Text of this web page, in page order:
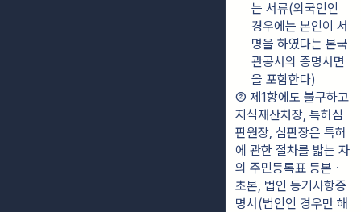
는 서류(외국인인
경우에는 본인이 서
명을 하였다는 본국
관공서의 증명서면
을 포함한다)
② 제1항에도 불구하고
지식재산처장, 특허심
판원장, 심판장은 특허
에 관한 절차를 밟는 자
의 주민등록표 등본ㆍ
초본, 법인 등기사항증
명서(법인인 경우만 해